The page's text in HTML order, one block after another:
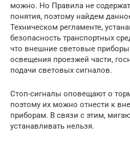
можно. Но Правила не содержат
понятия, поэтому найдем
Техническом регламенте,
безопасность транспортных
что внешние световые
освещения проезжей части,
подачи световых сигналов.
Стоп-сигналы оповещают о
поэтому их можно отнести к
приборам. В связи с этим,
устанавливать нельзя.